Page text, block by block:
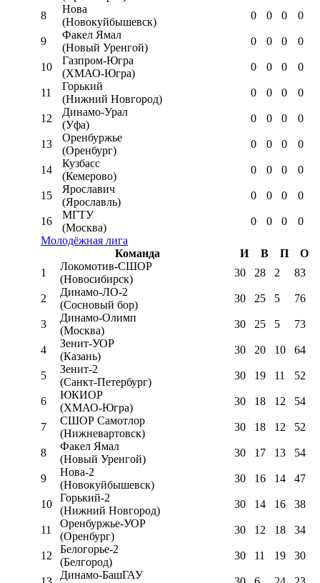
8
Нова
(Новокуйбышевск)
0 0 0 0
9
Факел Ямал
(Новый Уренгой)
0 0 0 0
10
Газпром-Югра
(ХМАО-Югра)
0 0 0 0
11
Горький
(Нижний Новгород)
0 0 0 0
12
Динамо-Урал
(Уфа)
0 0 0 0
13
Оренбуржье
(Оренбург)
0 0 0 0
14
Кузбасс
(Кемерово)
0 0 0 0
15
Ярославич
(Ярославль)
0 0 0 0
16
МГТУ
(Москва)
0 0 0
0
Молодёжная лига
Команда
И В П
О
1
Локомотив-CШОР
(Новосибирск)
30 28 2 83
2
Динамо-ЛО-2
(Сосновый бор)
30 25 5 76
3
Динамо-Олимп
(Москва)
30 25 5 73
4
Зенит-УОР
(Казань)
30 20 10 64
5
Зенит-2
(Санкт-Петербург)
30 19 11 52
6
ЮКИОР
(ХМАО-Югра)
30 18 12 54
7
СШОР Самотлор
(Нижневартовск)
30 18 12 52
8
Факел Ямал
(Новый Уренгой)
30 17 13 54
9
Нова-2
(Новокуйбышевск)
30 16 14 47
10
Горький-2
(Нижний Новгород)
30 14 16 38
11
Оренбуржье-УОР
(Оренбург)
30 12 18 34
12
Белогорье-2
(Белгород)
30 11 19 30
Динамо-БашГАУ